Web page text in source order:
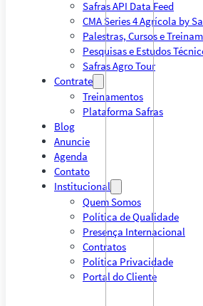
Safras API Data Feed
CMA Series 4 Agrícola by
Palestras, Cursos e
Pesquisas e Estudos
Safras Agro Tour
Contrate
Treinamentos
Plataforma Safras
Blog
Anuncie
Agenda
Contato
Institucional
Quem Somos
Política de Qualidade
Presença Internacional
Contratos
Política Privacidade
Portal do Cliente